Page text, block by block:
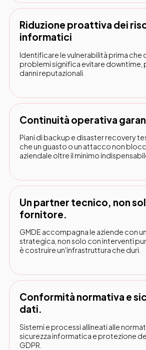
Riduzione proattiva dei
informatici
Identificare le vulnerabilità prima che
problemi significa evitare downtime,
danni reputazionali.
Continuità operativa
Piani di backup e disaster recovery
che un guasto o un attacco non
aziendale oltre il minimo
Un partner tecnico, non
fornitore.
GMDE accompagna le aziende con
strategica, non solo con interventi
è costruire un'infrastruttura che duri.
Conformità normativa e
dati.
Sistemi e processi allineati alle
sicurezza informatica e protezione
GDPR.